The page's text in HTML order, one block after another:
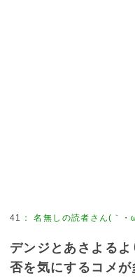
41 ：名無しの読者さん(｀・
デンジとあさよる
否を気にするコメ